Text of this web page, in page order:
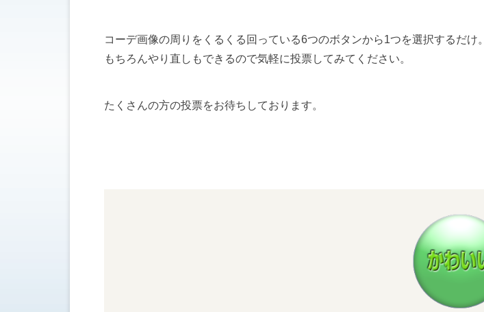
コーデ画像の周りをくるくる回っている6つのボタンから1つを選択するだけ。
もちろんやり直しもできるので気軽に投票してみてください。
たくさんの方の投票をお待ちしております。